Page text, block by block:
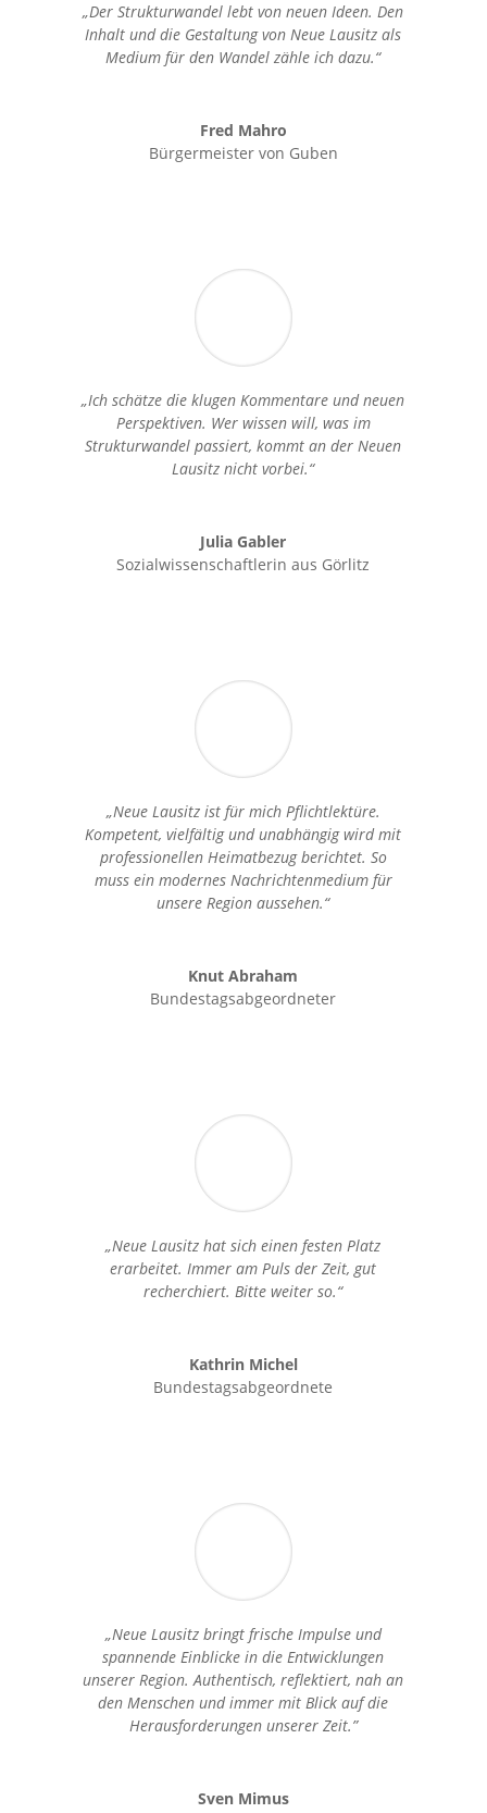
„Der Strukturwandel lebt von neuen Ideen. Den
Inhalt und die Gestaltung von Neue Lausitz als
Medium für den Wandel zähle ich dazu.“
Fred Mahro
Bürgermeister von Guben
„Ich schätze die klugen Kommentare und neuen
Perspektiven. Wer wissen will, was im
Strukturwandel passiert, kommt an der Neuen
Lausitz nicht vorbei.“
Julia Gabler
Sozialwissenschaftlerin aus Görlitz
„Neue Lausitz ist für mich Pflichtlektüre.
Kompetent, vielfältig und unabhängig wird mit
professionellen Heimatbezug berichtet. So
muss ein modernes Nachrichtenmedium für
unsere Region aussehen.“
Knut Abraham
Bundestagsabgeordneter
„Neue Lausitz hat sich einen festen Platz
erarbeitet. Immer am Puls der Zeit, gut
recherchiert. Bitte weiter so.“
Kathrin Michel
Bundestagsabgeordnete
„Neue Lausitz bringt frische Impulse und
spannende Einblicke in die Entwicklungen
unserer Region. Authentisch, reflektiert, nah an
den Menschen und immer mit Blick auf die
Herausforderungen unserer Zeit.”
Sven Mimus